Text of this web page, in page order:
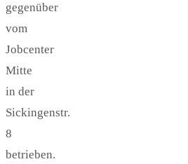
gegenüber
vom
Jobcenter
Mitte
in der
Sickingenstr.
8
betrieben.